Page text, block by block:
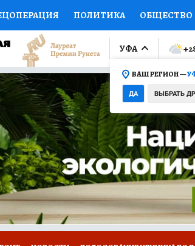
ПОЛИТИКА ОБЩЕСТВО
СПОРТ КОЛУМНИСТЫ
ФИНАНСЫ ОТКРЫВАЕМ МИР
НА СПОРТ ПРОМОКОДЫ
ТЕЛЕВИЗОР
ТЕСТЫ НОВОЕ НА САЙТЕ
УФА
ВАШ РЕГИОН —
ДА ВЫБРАТЬ